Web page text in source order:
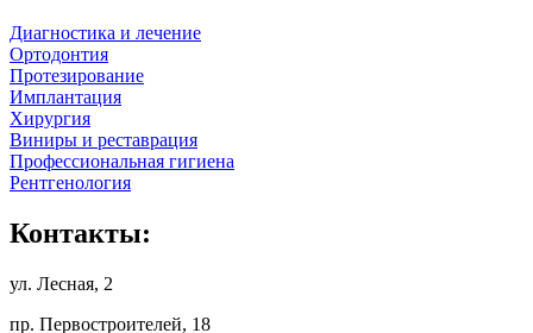
Диагностика и лечение
Ортодонтия
Протезирование
Имплантация
Хирургия
Виниры и реставрация
Профессиональная гигиена
Рентгенология
Контакты:
ул. Лесная, 2
пр. Первостроителей, 18